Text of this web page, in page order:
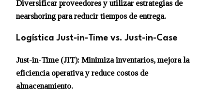
Diversificar proveedores y utilizar estrategias de
nearshoring para reducir tiempos de entrega.
Logística Just-in-Time vs. Just-in-Case
Just-in-Time (JIT): Minimiza inventarios, mejora la
eficiencia operativa y reduce costos de
almacenamiento.